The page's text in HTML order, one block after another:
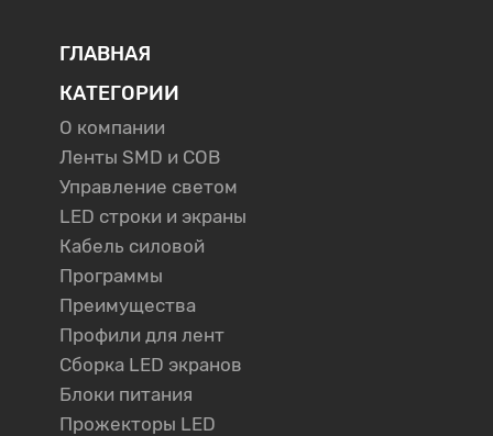
ГЛАВНАЯ
КАТЕГОРИИ
О компании
Ленты SMD и COB
Управление светом
LED строки и экраны
Кабель силовой
Программы
Преимущества
Профили для лент
Сборка LED экранов
Блоки питания
Прожекторы LED